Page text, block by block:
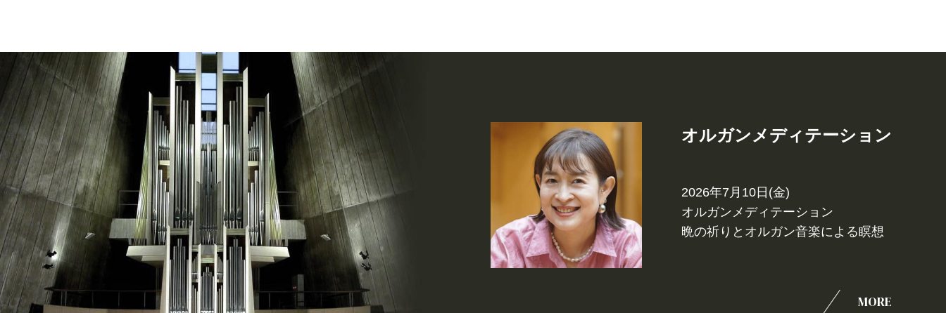
オルガンメディテーション
2026年7月10日(金)
オルガンメディテーション
晩の祈りとオルガン音楽による瞑想
MORE